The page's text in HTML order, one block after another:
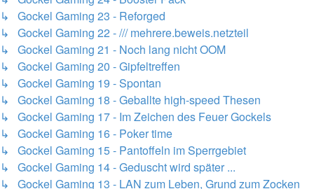
↳ Gockel Gaming 23 - Reforged
↳ Gockel Gaming 22 - /// mehrere.beweis.netzteil
↳ Gockel Gaming 21 - Noch lang nicht OOM
↳ Gockel Gaming 20 - Gipfeltreffen
↳ Gockel Gaming 19 - Spontan
↳ Gockel Gaming 18 - Geballte high-speed Thesen
↳ Gockel Gaming 17 - Im Zeichen des Feuer Gockels
↳ Gockel Gaming 16 - Poker time
↳ Gockel Gaming 15 - Pantoffeln im Sperrgebiet
↳ Gockel Gaming 14 - Geduscht wird später ...
↳ Gockel Gaming 13 - LAN zum Leben, Grund zum Zocken